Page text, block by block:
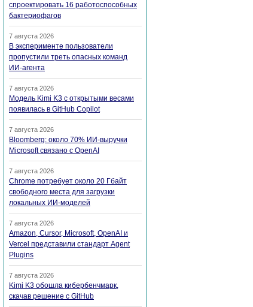
спроектировать 16 работоспособных
бактериофагов
7 августа 2026
В эксперименте пользователи
пропустили треть опасных команд
ИИ-агента
7 августа 2026
Модель Kimi K3 с открытыми весами
появилась в GitHub Copilot
7 августа 2026
Bloomberg: около 70% ИИ-выручки
Microsoft связано с OpenAI
7 августа 2026
Chrome потребует около 20 Гбайт
свободного места для загрузки
локальных ИИ-моделей
7 августа 2026
Amazon, Cursor, Microsoft, OpenAI и
Vercel представили стандарт Agent
Plugins
7 августа 2026
Kimi K3 обошла кибербенчмарк,
скачав решение с GitHub